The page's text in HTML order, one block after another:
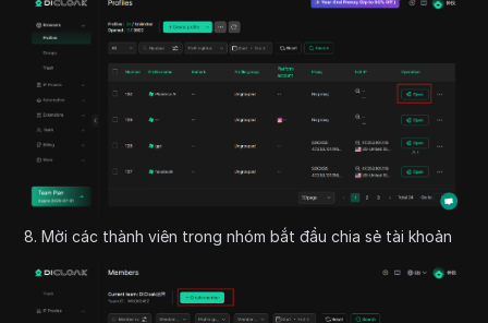
8. Mời các thành viên trong nhóm bắt đầu chia sẻ tài khoản